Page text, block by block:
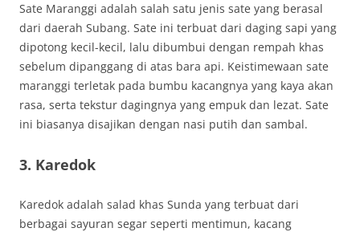
Sate Maranggi adalah salah satu jenis sate yang berasal
dari daerah Subang. Sate ini terbuat dari daging sapi yang
dipotong kecil-kecil, lalu dibumbui dengan rempah khas
sebelum dipanggang di atas bara api. Keistimewaan sate
maranggi terletak pada bumbu kacangnya yang kaya akan
rasa, serta tekstur dagingnya yang empuk dan lezat. Sate
ini biasanya disajikan dengan nasi putih dan sambal.
3. Karedok
Karedok adalah salad khas Sunda yang terbuat dari
berbagai sayuran segar seperti mentimun, kacang